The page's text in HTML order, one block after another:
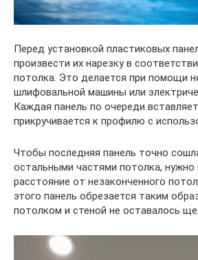
Перед установкой пластиковых
произвести их нарезку в
потолка. Это делается при помощи
шлифовальной машины или
Каждая панель по очереди
прикручивается к профилю с
Чтобы последняя панель точно
остальными частями потолка, нужно
расстояние от незаконченного
этого панель обрезается таким
потолком и стеной не оставалось